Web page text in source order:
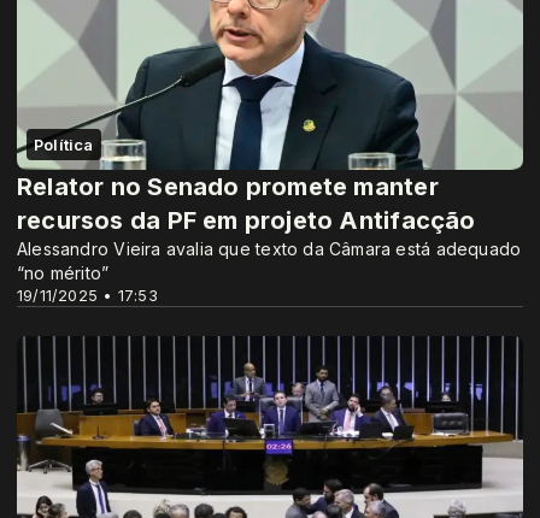
Política
19/11/2025 • 17:53
Relator no Senado promete manter
recursos da PF em projeto Antifacção
Alessandro Vieira avalia que texto da Câmara está adequado
“no mérito”